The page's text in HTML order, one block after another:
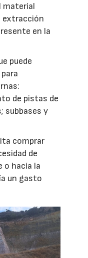
material
extracción
en la
puede
de pistas de
subbases y
comprar
de
o hacia la
un gasto